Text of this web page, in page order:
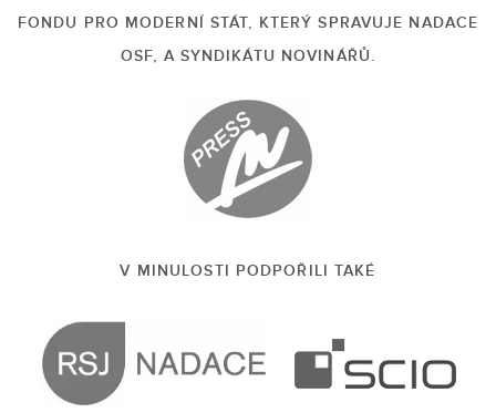
FONDU PRO MODERNÍ STÁT, KTERÝ SPRAVUJE NADACE
OSF, A SYNDIKÁTU NOVINÁŘŮ.
V MINULOSTI PODPOŘILI TAKÉ